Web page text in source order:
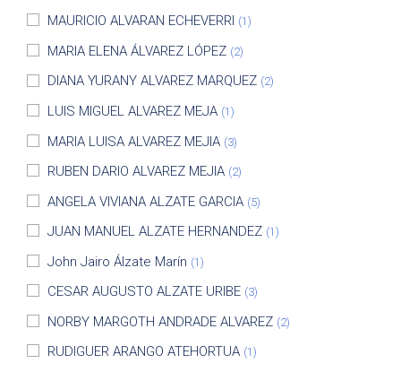
MAURICIO ALVARAN ECHEVERRI (1)
MARIA ELENA ÁLVAREZ LÓPEZ (2)
DIANA YURANY ALVAREZ MARQUEZ (2)
LUIS MIGUEL ALVAREZ MEJA (1)
MARIA LUISA ALVAREZ MEJIA (3)
RUBEN DARIO ALVAREZ MEJIA (2)
ANGELA VIVIANA ALZATE GARCIA (5)
JUAN MANUEL ALZATE HERNANDEZ (1)
John Jairo Álzate Marín (1)
CESAR AUGUSTO ALZATE URIBE (3)
NORBY MARGOTH ANDRADE ALVAREZ (2)
RUDIGUER ARANGO ATEHORTUA (1)